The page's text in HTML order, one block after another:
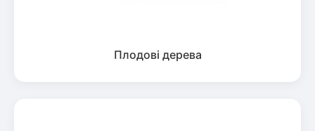
Плодові дерева